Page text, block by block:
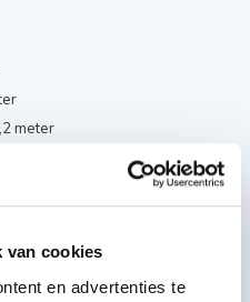
van cookies
en advertenties te
meter
190
PAN-SGM-DS-190